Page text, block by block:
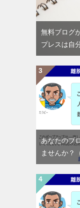
無料ブログ
プレスは自
あなたのブ
ませんか？